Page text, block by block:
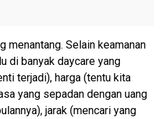
menantang. Selain keamanan
di banyak daycare yang
terjadi), harga (tentu kita
yang sepadan dengan uang
jarak (mencari yang